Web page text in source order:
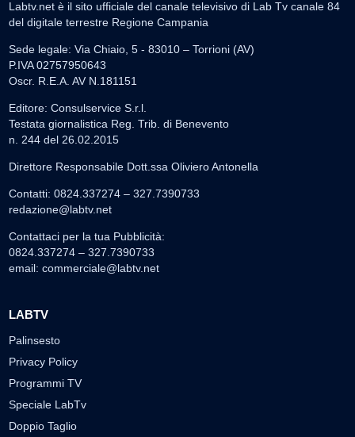
Labtv.net è il sito ufficiale del canale televisivo di Lab Tv canale 84
del digitale terrestre Regione Campania
Sede legale: Via Chiaio, 5 - 83010 – Torrioni (AV)
P.IVA 02757950643
Oscr. R.E.A. AV N.181151
Editore: Consulservice S.r.l.
Testata giornalistica Reg. Trib. di Benevento
n. 244 del 26.02.2015
Direttore Responsabile Dott.ssa Oliviero Antonella
Contatti: 0824.337274 – 327.7390733
redazione@labtv.net
Contattaci per la tua Pubblicità:
0824.337274 – 327.7390733
email: commerciale@labtv.net
LABTV
Palinsesto
Privacy Policy
Programmi TV
Speciale LabTv
Doppio Taglio